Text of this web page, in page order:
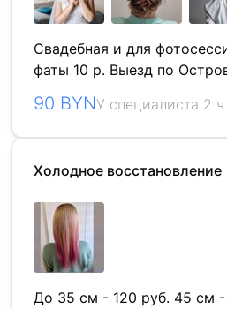
Свадебная и для
фаты 10 р. Выезд по
90 BYNУ специалиста 2 ч
Холодное восстановление
До 35 см - 120 руб. 45 см